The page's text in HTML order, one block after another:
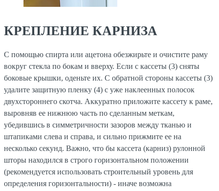
КРЕПЛЕНИЕ КАРНИЗА
С помощью спирта или ацетона обезжирьте и очистите раму
вокруг стекла по бокам и вверху. Если с кассеты (3) сняты
боковые крышки, оденьте их. С обратной стороны кассеты (3)
удалите защитную пленку (4) с уже наклеенных полосок
двухстороннего скотча. Аккуратно приложите кассету к раме,
выровняв ее нижнюю часть по сделанным меткам,
убедившись в симметричности зазоров между тканью и
штапиками слева и справа, и сильно прижмите ее на
несколько секунд. Важно, что бы кассета (карниз) рулонной
шторы находился в строго горизонтальном положении
(рекомендуется использовать строительный уровень для
определения горизонтальности) - иначе возможна